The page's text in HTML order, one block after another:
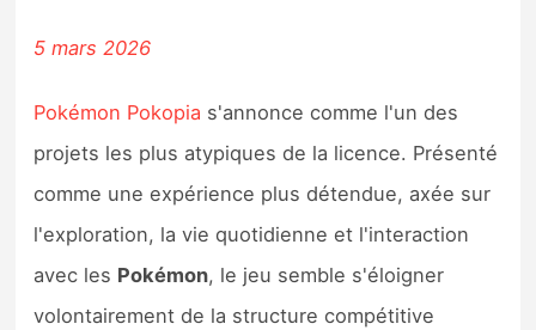
5 mars 2026
Pokémon Pokopia s'annonce comme l'un des
projets les plus atypiques de la licence. Présenté
comme une expérience plus détendue, axée sur
l'exploration, la vie quotidienne et l'interaction
avec les Pokémon, le jeu semble s'éloigner
volontairement de la structure compétitive